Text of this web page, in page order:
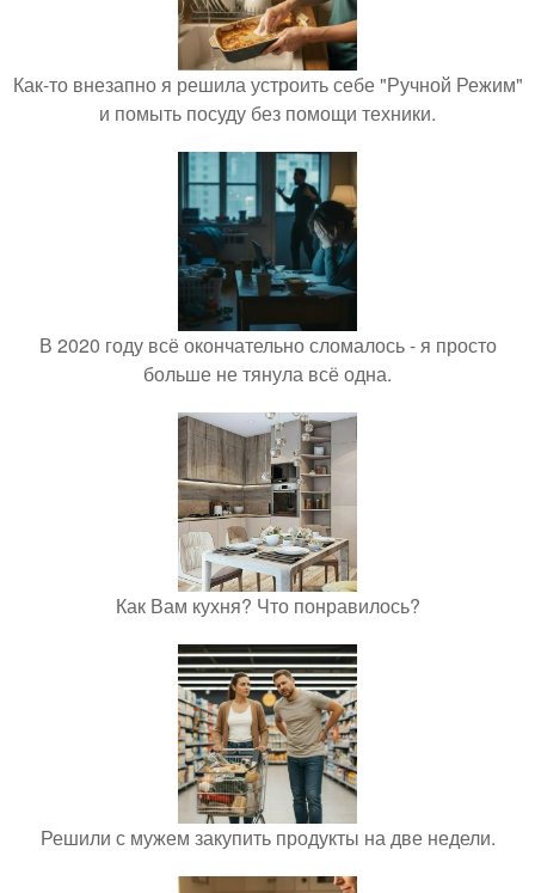
Как-то внезапно я решила устроить себе "Ручной Режим"
и помыть посуду без помощи техники.
В 2020 году всё окончательно сломалось - я просто
больше не тянула всё одна.
Как Вам кухня? Что понравилось?
Решили с мужем закупить продукты на две недели.